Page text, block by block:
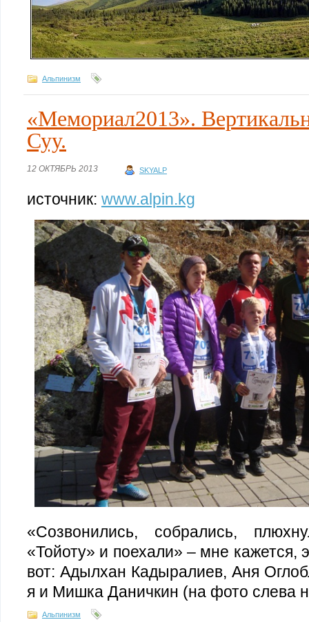
Альпинизм
«Мемориал2013».
Суу.
12 ОКТЯБРЬ 2013 SKYALP
источник: www.alpin.kg
«Созвонились, собрались,
«Тойоту» и поехали» – мне
вот: Адылхан Кадыралиев, Аня
я и Мишка Даничкин (на фото слева
Альпинизм